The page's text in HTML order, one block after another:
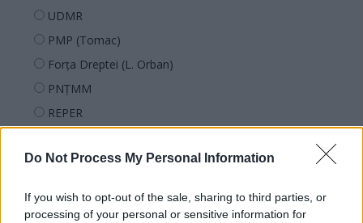
Do Not Process My Personal Information
If you wish to opt-out of the sale, sharing to third parties, or
processing of your personal or sensitive information for
UDMR
PMP (Tomac)
Forța Dreptei (L. Orban)
PNȚMM
REPER
SOS (Șoșoacă)
PACE (Peia)